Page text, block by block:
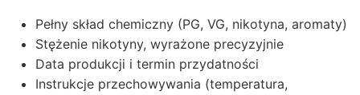
Pełny skład chemiczny (PG, VG, nikotyna, aromaty)
Stężenie nikotyny, wyrażone precyzyjnie
Data produkcji i termin przydatności
Instrukcje przechowywania (temperatura,